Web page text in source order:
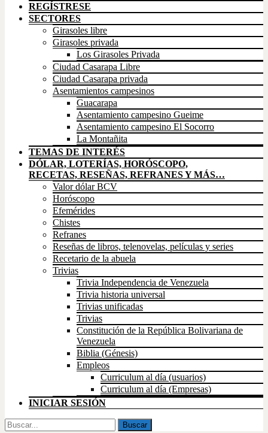
REGÍSTRESE
SECTORES
Girasoles libre
Girasoles privada
Los Girasoles Privada
Ciudad Casarapa Libre
Ciudad Casarapa privada
Asentamientos campesinos
Guacarapa
Asentamiento campesino Gueime
Asentamiento campesino El Socorro
La Montañita
TEMAS DE INTERÉS
DÓLAR, LOTERÍAS, HORÓSCOPO,
RECETAS, RESEÑAS, REFRANES Y MÁS…
Valor dólar BCV
Horóscopo
Efemérides
Chistes
Refranes
Reseñas de libros, telenovelas, películas y series
Recetario de la abuela
Trivias
Trivia Independencia de Venezuela
Trivia historia universal
Trivias unificadas
Trivias
Constitución de la República Bolivariana de
Venezuela
Biblia (Génesis)
Empleos
Curriculum al día (usuarios)
Curriculum al día (Empresas)
INICIAR SESIÓN
Buscar